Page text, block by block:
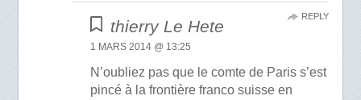
thierry Le Hete
1 MARS 2014 @ 13:25
N’oubliez pas que le comte de Paris s’est
pincé à la frontière franco suisse en
REPLY